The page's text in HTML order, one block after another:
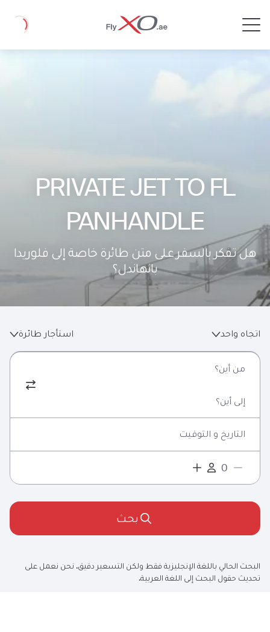
Loading
PRIVATE JET TO FL
PANHANDLE
هل تفكر بالسفر على متن طائرة خاصة إلى فلوريدا
بانهاندل؟
اتجاه واحد استأجار طائرة
من أين؟
إلى أين؟
التاريخ و التوقيت
بحث
البحث الحالي باللغة الإنجليزية فقط ولكن التسعير دقيق. نحن نعمل على
تحديث حقول البحث إلى اللغة العربية.